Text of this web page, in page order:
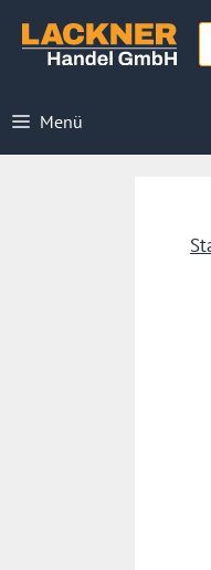
Inhalt
springen
Menü